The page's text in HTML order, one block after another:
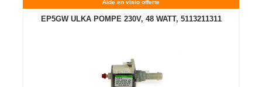
Aide en visio offerte
EP5GW ULKA POMPE 230V, 48 WATT, 5113211311